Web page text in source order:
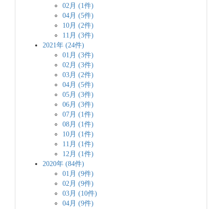
02月 (1件)
04月 (5件)
10月 (2件)
11月 (3件)
2021年 (24件)
01月 (3件)
02月 (3件)
03月 (2件)
04月 (5件)
05月 (3件)
06月 (3件)
07月 (1件)
08月 (1件)
10月 (1件)
11月 (1件)
12月 (1件)
2020年 (84件)
01月 (9件)
02月 (9件)
03月 (10件)
04月 (9件)